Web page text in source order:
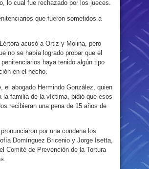
lo cual fue rechazado por los jueces.
que fueron sometidos a
acusó a Ortiz y Molina, pero
no se había logrado probar que el
haya tenido algún tipo
en el hecho.
el abogado Hermindo González, quien
la familia de la víctima, pidió que esos
recibieran una pena de 15 años de
por una condena los
Domínguez Bricenio y Jorge Isetta,
Comité de Prevención de la Tortura